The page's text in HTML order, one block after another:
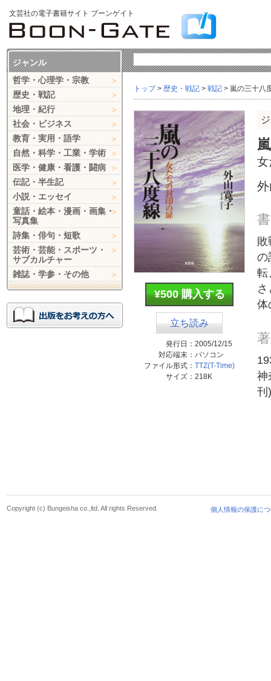
文芸社の電子書籍サイト ブーンゲイト
トップ> 歴史・戦記 > 戦記 > 嵐の三十八
¥500 購入する
立ち読み
発行日： 2005/12/15
対応端末： パソコン
ファイル形式： TTZ(T-Time)
サイズ： 218K
女
敗
の
転
体
神
刊
ジャンル
哲学・心理学・宗教
歴史・戦記
地理・紀行
社会・ビジネス
教育・実用・語学
自然・科学・工業・学術
医学・健康・看護・闘病
伝記・半生記
小説・エッセイ
童話・絵本・漫画・画集・
写真集
詩集・俳句・短歌
芸術・芸能・スポーツ・
サブカルチャー
雑誌・学参・その他
個人情報の保護に
Copyright (c) Bungeisha co.,ltd. All rights Reserved.